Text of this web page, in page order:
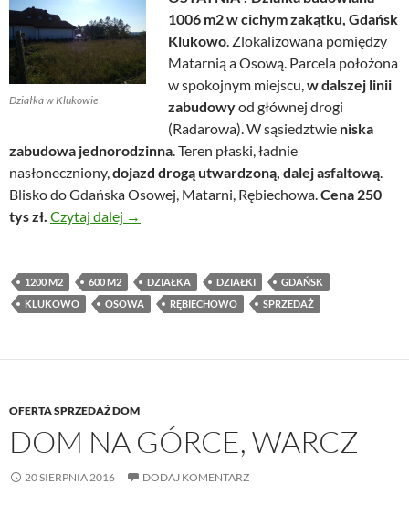
Działka w Klukowie
1006 m2 w cichym zakątku, Gdańsk
Klukowo. Zlokalizowana pomiędzy
Matarnią a Osową. Parcela położona
w spokojnym miejscu,w dalszej linii
zabudowyod głównej drogi
(Radarowa). W sąsiedztwie niska
zabudowa jednorodzinna. Teren płaski, ładnie
nasłoneczniony,dojazd drogą utwardzoną, dalej asfaltową.
Blisko do Gdańska Osowej, Matarni, Rębiechowa.Cena 250
tys zł. Czytaj dalej Działka budowlana w cichym zakątku,
→
1200 M2 600 M2 DZIAŁKA DZIAŁKI
GDAŃSK
KLUKOWO
OSOWA RĘBIECHOWO SPRZEDAŻ
OFERTA SPRZEDAŻ DOM
DOM NA GÓRCE, WARCZ
20 SIERPNIA 2016 DODAJ KOMENTARZ